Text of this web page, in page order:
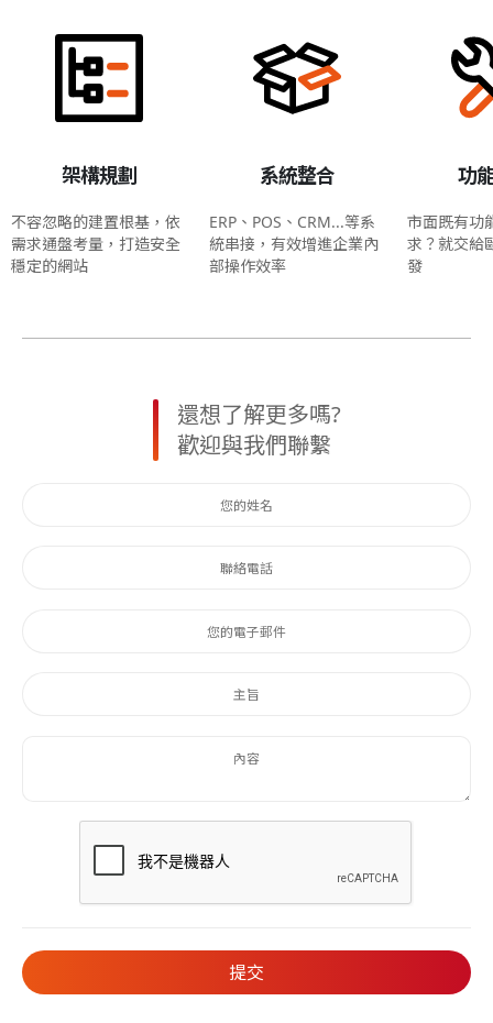
架構規劃
不容忽略的建置根基，依
需求通盤考量，打造安全
穩定的網站
系統整合
ERP、POS、CRM...等系
統串接，有效增進企業內
部操作效率
功
市面既有功
求？就交給
發
還想了解更多嗎?
歡迎與我們聯繫